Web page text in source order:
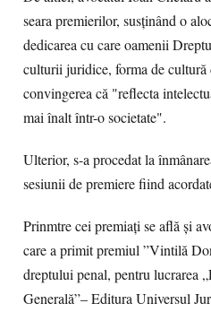
seara premierilor, susținând o
dedicarea cu care oamenii
culturii juridice, forma de cultură
convingerea că "reflecta
mai înalt într-o societate".
Ulterior, s-a procedat la
sesiunii de premiere fiind
Prinmtre cei premiați se află și
care a primit premiul ”Vintilă
dreptului penal, pentru lucrarea
Generală”– Editura Universul